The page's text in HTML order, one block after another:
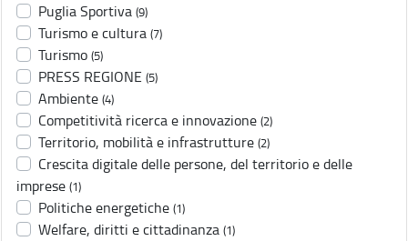
Puglia Sportiva (9)
Turismo e cultura (7)
Turismo (5)
PRESS REGIONE (5)
Ambiente (4)
Competitività ricerca e innovazione (2)
Territorio, mobilità e infrastrutture (2)
Crescita digitale delle persone, del territorio e delle
imprese (1)
Politiche energetiche (1)
Welfare, diritti e cittadinanza (1)